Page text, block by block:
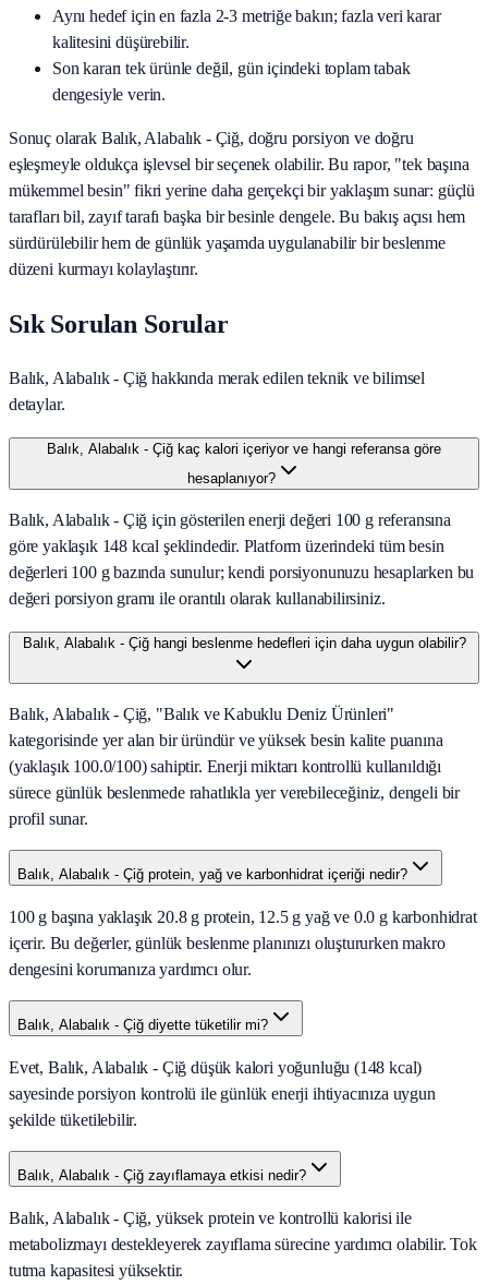
Aynı hedef için en fazla 2-3 metriğe bakın; fazla veri karar
kalitesini düşürebilir.
Son kararı tek ürünle değil, gün içindeki toplam tabak
dengesiyle verin.
Sonuç olarak Balık, Alabalık - Çiğ, doğru porsiyon ve doğru
eşleşmeyle oldukça işlevsel bir seçenek olabilir. Bu rapor, "tek başına
mükemmel besin" fikri yerine daha gerçekçi bir yaklaşım sunar: güçlü
tarafları bil, zayıf tarafı başka bir besinle dengele. Bu bakış açısı hem
sürdürülebilir hem de günlük yaşamda uygulanabilir bir beslenme
düzeni kurmayı kolaylaştırır.
Sık Sorulan Sorular
Balık, Alabalık - Çiğ hakkında merak edilen teknik ve bilimsel
detaylar.
Balık, Alabalık - Çiğ kaç kalori içeriyor ve hangi referansa göre
hesaplanıyor?
Balık, Alabalık - Çiğ için gösterilen enerji değeri 100 g referansına
göre yaklaşık 148 kcal şeklindedir. Platform üzerindeki tüm besin
değerleri 100 g bazında sunulur; kendi porsiyonunuzu hesaplarken bu
değeri porsiyon gramı ile orantılı olarak kullanabilirsiniz.
Balık, Alabalık - Çiğ hangi beslenme hedefleri için daha uygun olabilir?
Balık, Alabalık - Çiğ, "Balık ve Kabuklu Deniz Ürünleri"
kategorisinde yer alan bir üründür ve yüksek besin kalite puanına
(yaklaşık 100.0/100) sahiptir. Enerji miktarı kontrollü kullanıldığı
sürece günlük beslenmede rahatlıkla yer verebileceğiniz, dengeli bir
profil sunar.
Balık, Alabalık - Çiğ protein, yağ ve karbonhidrat içeriği nedir?
100 g başına yaklaşık 20.8 g protein, 12.5 g yağ ve 0.0 g karbonhidrat
içerir. Bu değerler, günlük beslenme planınızı oluştururken makro
dengesini korumanıza yardımcı olur.
Balık, Alabalık - Çiğ diyette tüketilir mi?
Evet, Balık, Alabalık - Çiğ düşük kalori yoğunluğu (148 kcal)
sayesinde porsiyon kontrolü ile günlük enerji ihtiyacınıza uygun
şekilde tüketilebilir.
Balık, Alabalık - Çiğ zayıflamaya etkisi nedir?
Balık, Alabalık - Çiğ, yüksek protein ve kontrollü kalorisi ile
metabolizmayı destekleyerek zayıflama sürecine yardımcı olabilir. Tok
tutma kapasitesi yüksektir.